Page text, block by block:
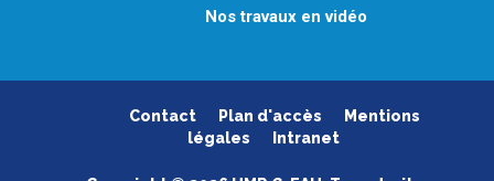
Nos travaux en vidéo
Contact Plan d'accès
Mentions
légales
Intranet